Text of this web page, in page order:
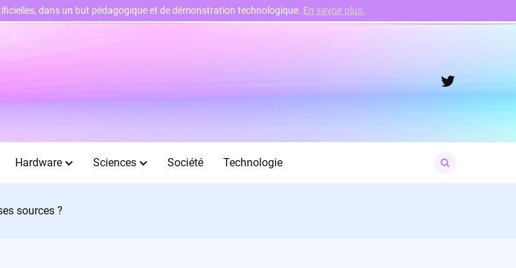
Twitter
Hardware Sciences Société Technologie
for:
sources ?
dans un but pédagogique et de démonstration technologique. En savoir plus.